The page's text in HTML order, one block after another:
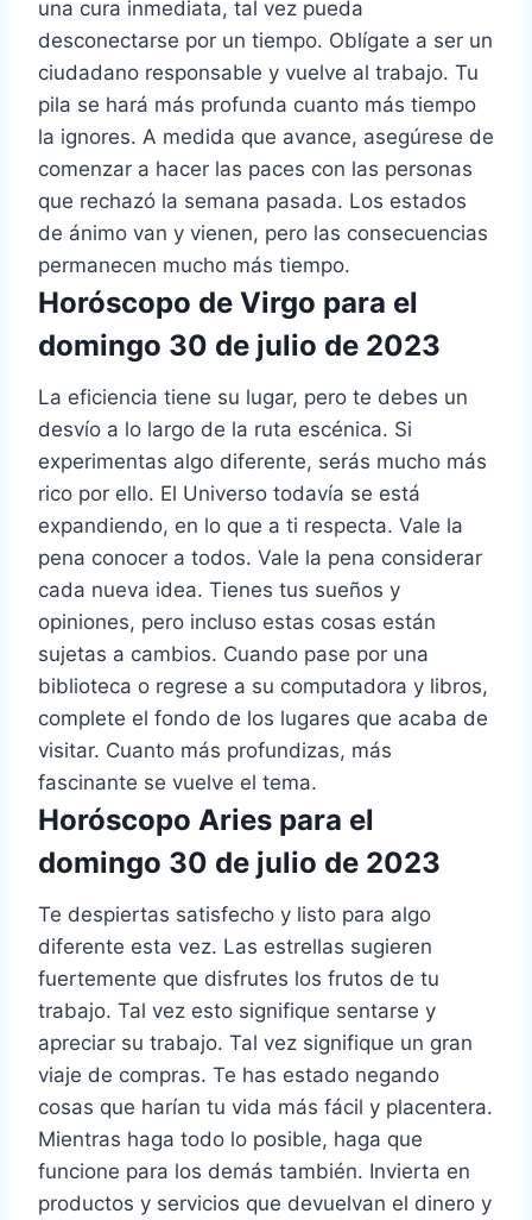
una cura inmediata, tal vez pueda
desconectarse por un tiempo. Oblígate a ser un
ciudadano responsable y vuelve al trabajo. Tu
pila se hará más profunda cuanto más tiempo
la ignores. A medida que avance, asegúrese de
comenzar a hacer las paces con las personas
que rechazó la semana pasada. Los estados
de ánimo van y vienen, pero las consecuencias
permanecen mucho más tiempo.
Horóscopo de Virgo para el
domingo 30 de julio de 2023
La eficiencia tiene su lugar, pero te debes un
desvío a lo largo de la ruta escénica. Si
experimentas algo diferente, serás mucho más
rico por ello. El Universo todavía se está
expandiendo, en lo que a ti respecta. Vale la
pena conocer a todos. Vale la pena considerar
cada nueva idea. Tienes tus sueños y
opiniones, pero incluso estas cosas están
sujetas a cambios. Cuando pase por una
biblioteca o regrese a su computadora y libros,
complete el fondo de los lugares que acaba de
visitar. Cuanto más profundizas, más
fascinante se vuelve el tema.
Horóscopo Aries para el
domingo 30 de julio de 2023
Te despiertas satisfecho y listo para algo
diferente esta vez. Las estrellas sugieren
fuertemente que disfrutes los frutos de tu
trabajo. Tal vez esto signifique sentarse y
apreciar su trabajo. Tal vez signifique un gran
viaje de compras. Te has estado negando
cosas que harían tu vida más fácil y placentera.
Mientras haga todo lo posible, haga que
funcione para los demás también. Invierta en
productos y servicios que devuelvan el dinero y